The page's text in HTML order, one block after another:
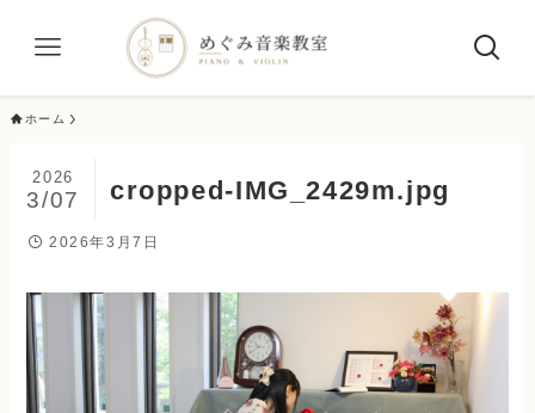
ホーム
cropped-IMG_2429m.jpg
2026
3/07
2026年3月7日